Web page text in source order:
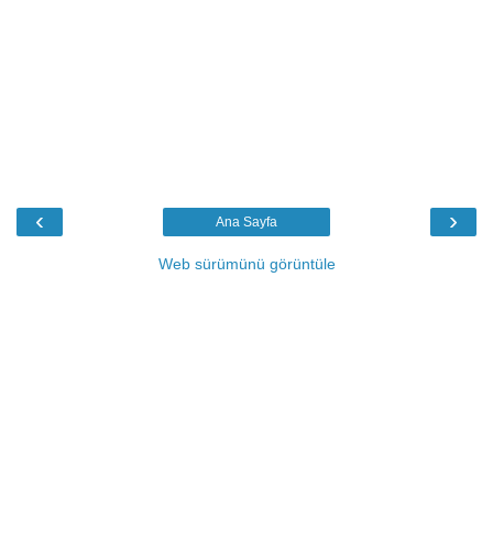
‹ ›
Ana Sayfa
Web sürümünü görüntüle